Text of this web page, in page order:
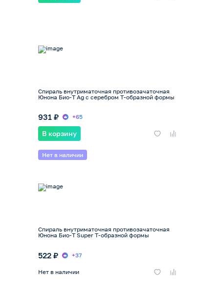
Спираль внутриматочная противозачаточная
Юнона Био-Т Ag с серебром Т-образной формы
931 ₽ +65
В корзину
Нет в наличии
Спираль внутриматочная противозачаточная
Юнона Био-Т Super Т-образной формы
522 ₽ +37
Нет в наличии